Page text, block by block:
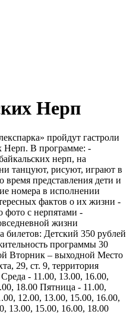
Нерп
пройдут гастроли
Нерп. В программе: -
нерп, на
танцуют, рисуют, играют в
представления дети и
номера в исполнении
фактов о их жизни -
фото с нерпятами -
жизни
билетов: Детский 350 рублей
программы 30
Вторник – выходной Место
29, ст. 9, территория
- 11.00, 13.00, 16.00,
18.00 Пятница - 11.00,
12.00, 13.00, 15.00, 16.00,
13.00, 15.00, 16.00, 18.00